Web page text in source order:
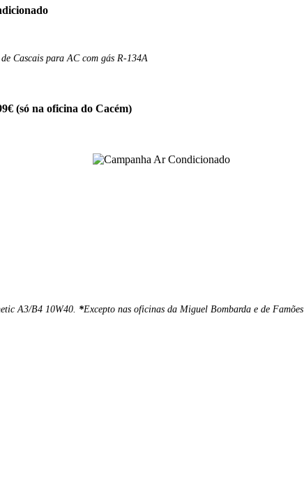
Cascais para AC com gás R-134A
(só na oficina do Cacém)
A3/B4 10W40. *Excepto nas oficinas da Miguel Bombarda e de Famões